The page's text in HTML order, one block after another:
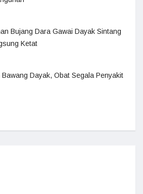
Bujang Dara Gawai Dayak Sintang
Ketat
Bawang Dayak, Obat Segala Penyakit